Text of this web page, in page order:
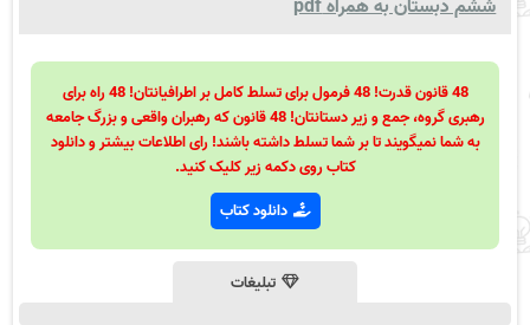
ششم دبستان به همراه pdf
48 قانون قدرت! 48 فرمول برای تسلط کامل بر اطرافیانتان! 48 راه برای
رهبری گروه، جمع و زیر دستانتان! 48 قانون که رهبران واقعی و بزرگ جامعه
به شما نمیگویند تا بر شما تسلط داشته باشند! رای اطلاعات بیشتر و دانلود
کتاب روی دکمه زیر کلیک کنید.
دانلود کتاب
تبلیغات